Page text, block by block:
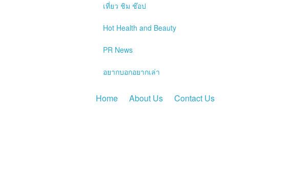
เที่ยว ชิม ช๊อป
Hot Health and Beauty
PR News
อยากบอกอยากเล่า
Home About Us Contact Us